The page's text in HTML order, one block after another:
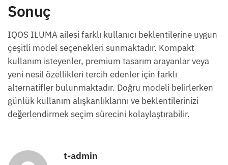
Sonuç
IQOS ILUMA ailesi farklı kullanıcı beklentilerine uygun
çeşitli model seçenekleri sunmaktadır. Kompakt
kullanım isteyenler, premium tasarım arayanlar veya
yeni nesil özellikleri tercih edenler için farklı
alternatifler bulunmaktadır. Doğru modeli belirlerken
günlük kullanım alışkanlıklarını ve beklentilerinizi
değerlendirmek seçim sürecini kolaylaştırabilir.
t-admin